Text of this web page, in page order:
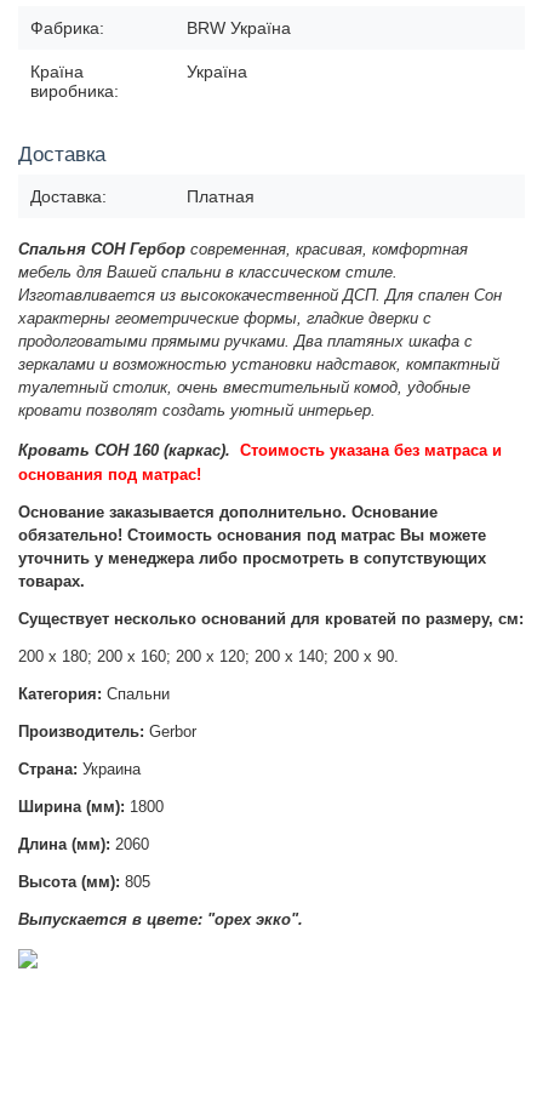
Фабрика: BRW Україна
Країна
виробника:
Україна
Доставка
Доставка: Платная
Спальня СОН Гербор современная, красивая, комфортная
мебель для Вашей спальни в классическом стиле.
Изготавливается из высококачественной ДСП. Для спален Сон
характерны геометрические формы, гладкие дверки с
продолговатыми прямыми ручками. Два платяных шкафа с
зеркалами и возможностью установки надставок, компактный
туалетный столик, очень вместительный комод, удобные
кровати позволят создать уютный интерьер.
Кровать СОН 160 (каркас). Стоимость указана без матраса и
основания под матрас!
Основание заказывается дополнительно. Основание
обязательно! Стоимость основания под матрас Вы можете
уточнить у менеджера либо просмотреть в сопутствующих
товарах.
Существует несколько оснований для кроватей по размеру, см:
200 х 180; 200 х 160; 200 х 120; 200 х 140; 200 х 90.
Категория: Спальни
Производитель: Gerbor
Страна: Украина
Ширина (мм): 1800
Длина (мм): 2060
Высота (мм): 805
Выпускается в цвете: "орех экко".